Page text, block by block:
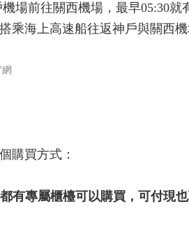
場前往關西機場，最早05:30就
乘海上高速船往返神戶與關西機
購買方式：
有專屬櫃檯可以購買，可付現